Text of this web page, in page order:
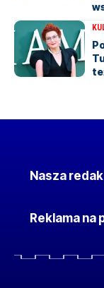
Nasza
Reklama na